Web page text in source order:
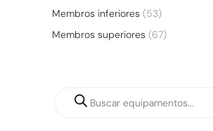
Membros inferiores (53)
Membros superiores (67)